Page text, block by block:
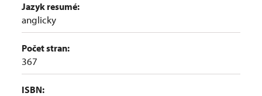
Jazyk resumé:
anglicky
Počet stran:
367
ISBN: